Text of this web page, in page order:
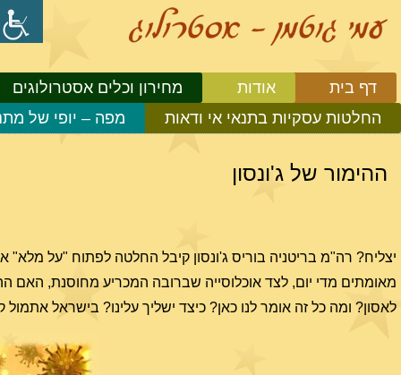
דף בית אודות
מחירון וכלים אסטרולוגים
החלטות עסקיות בתנאי אי ודאות
מפה – יופי של
ההימור של ג'ונסון
מאומתים מדי יום, לצד אוכלוסייה שברובה המכריע מחוסנת,
לאסון? ומה כל זה אומר לנו כאן? כיצד ישליך עלינו? בישראל אתמול